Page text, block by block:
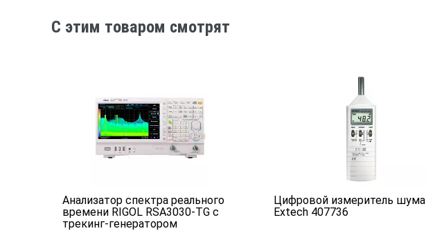
Калибровка
Класс защиты
C этим товаром смотрят
Анализатор спектра реального
времени RIGOL RSA3030-TG с
трекинг-генератором
Цифровой измеритель шума
Extech 407736